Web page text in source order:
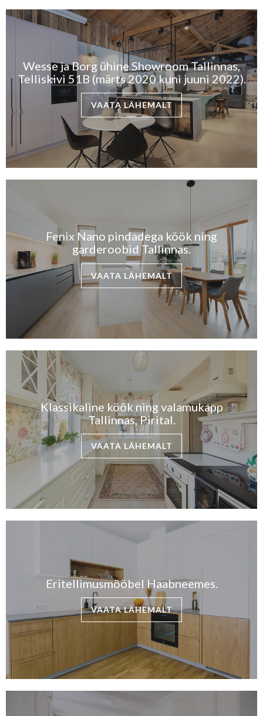
Wesse ja Borg ühine Showroom Tallinnas,
Telliskivi 51B (märts 2020 kuni juuni 2022).
VAATA LÄHEMALT
Fenix Nano pindadega köök ning
garderoobid Tallinnas.
VAATA LÄHEMALT
Klassikaline köök ning valamukapp
Tallinnas, Pirital.
VAATA LÄHEMALT
Eritellimusmööbel Haabneemes.
VAATA LÄHEMALT